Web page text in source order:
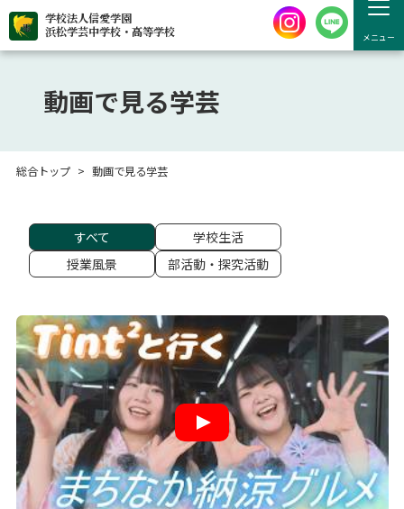
学校法人信愛学園
浜松学芸中学校・高等学校
メニュー
動画で見る学芸
総合トップ 動画で見る学芸
すべて
学校生活
授業風景
部活動・探究活動